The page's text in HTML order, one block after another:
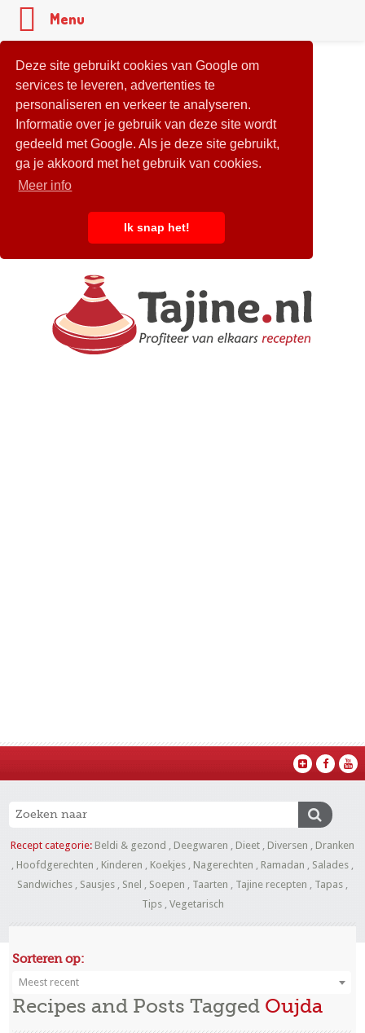
Deze site gebruikt cookies van Google om
services te leveren, advertenties te
personaliseren en verkeer te analyseren.
Informatie over je gebruik van deze site wordt
gedeeld met Google. Als je deze site gebruikt,
ga je akkoord met het gebruik van cookies.
Meer info
Ik snap het!
Recept categorie: Beldi & gezond , Deegwaren , Dieet , Diversen , Dranken
, Hoofdgerechten , Kinderen , Koekjes , Nagerechten , Ramadan , Salades ,
Sandwiches , Sausjes , Snel , Soepen , Taarten , Tajine recepten , Tapas ,
Tips, Vegetarisch
Sorteren op:
Meest recent
Recipes and Posts Tagged Oujda
Menu